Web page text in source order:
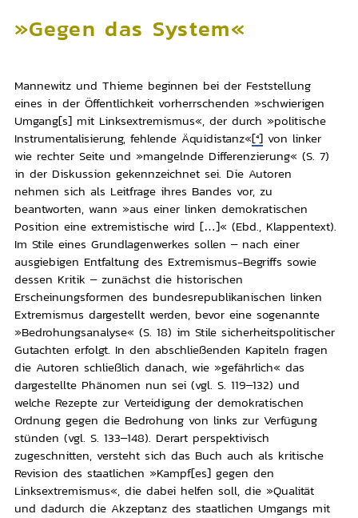
»Gegen das System«
Mannewitz und Thieme beginnen bei der Feststellung
eines in der Öffentlichkeit vorherrschenden »schwierigen
Umgang[s] mit Linksextremismus«, der durch »politische
Instrumentalisierung, fehlende Äquidistanz«[4]von linker
wie rechter Seite und »mangelnde Differenzierung« (S. 7)
in der Diskussion gekennzeichnet sei. Die Autoren
nehmen sich als Leitfrage ihres Bandes vor, zu
beantworten, wann »aus einer linken demokratischen
Position eine extremistische wird […]« (Ebd., Klappentext).
Im Stile eines Grundlagenwerkes sollen – nach einer
ausgiebigen Entfaltung des Extremismus-Begriffs sowie
dessen Kritik – zunächst die historischen
Erscheinungsformen des bundesrepublikanischen linken
Extremismus dargestellt werden, bevor eine sogenannte
»Bedrohungsanalyse« (S. 18) im Stile sicherheitspolitischer
Gutachten erfolgt. In den abschließenden Kapiteln fragen
die Autoren schließlich danach, wie »gefährlich« das
dargestellte Phänomen nun sei (vgl. S. 119–132) und
welche Rezepte zur Verteidigung der demokratischen
Ordnung gegen die Bedrohung von links zur Verfügung
stünden (vgl. S. 133–148). Derart perspektivisch
zugeschnitten, versteht sich das Buch auch als kritische
Revision des staatlichen »Kampf[es] gegen den
Linksextremismus«, die dabei helfen soll, die »Qualität
und dadurch die Akzeptanz des staatlichen Umgangs mit